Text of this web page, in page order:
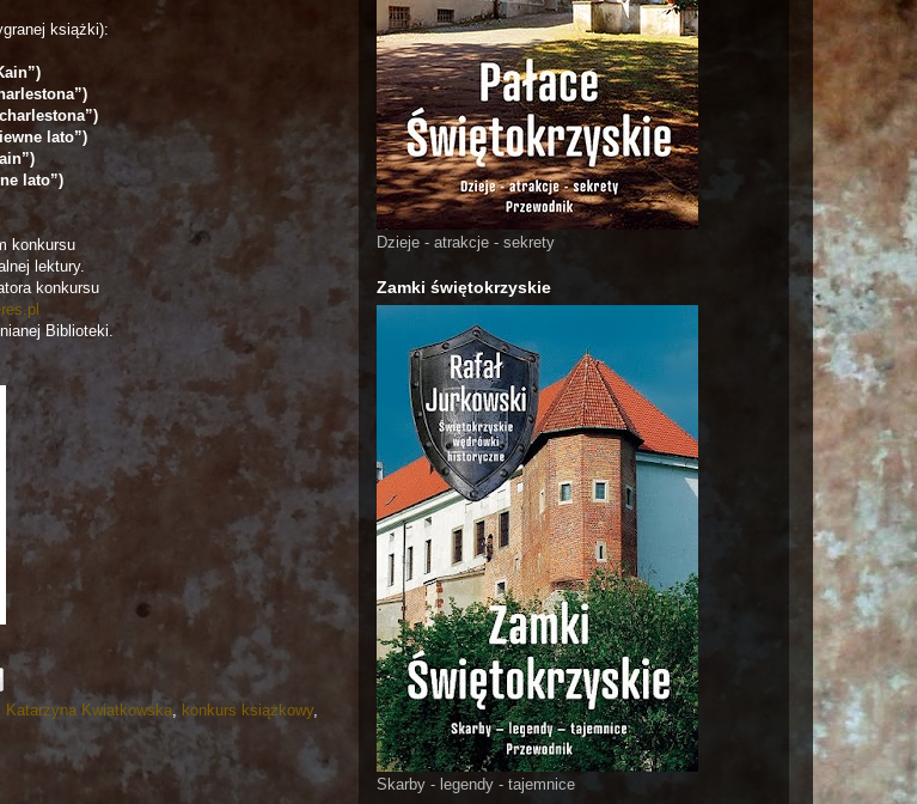
książki):
lato”)
lato”)
konkursu
lektury.
konkursu
Biblioteki.
Katarzyna Kwiatkowska, konkurs książkowy
Dzieje - atrakcje - sekrety
Zamki świętokrzyskie
Skarby - legendy - tajemnice